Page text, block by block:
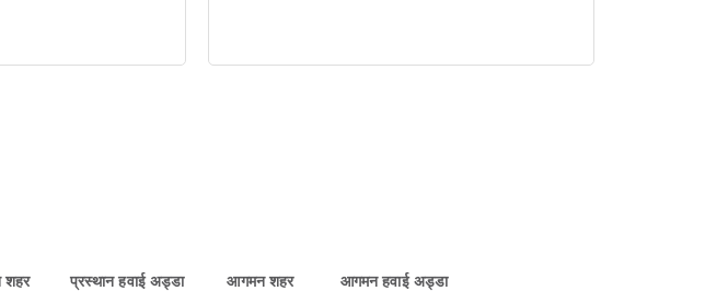
शहर प्रस्थान हवाई अड्डा आगमन शहर आगमन हवाई अड्डा